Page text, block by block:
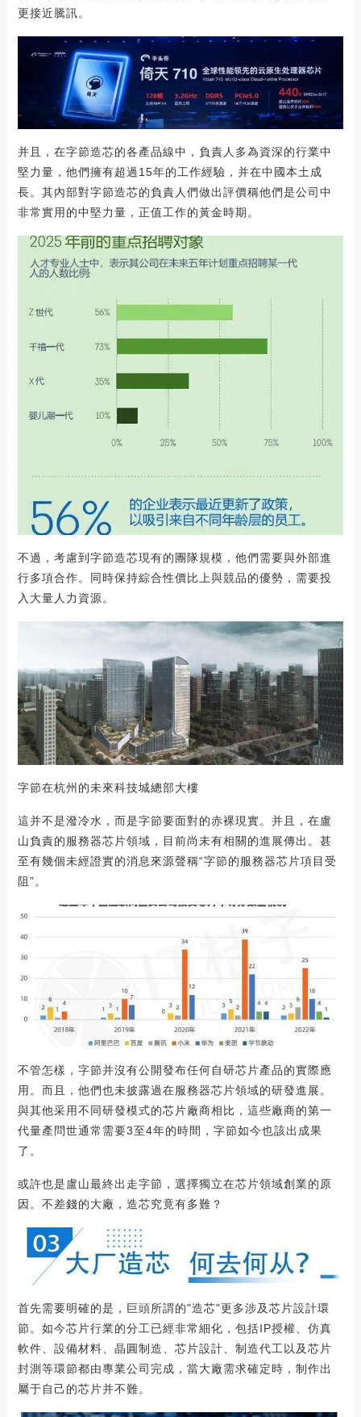
更接近騰訊。
并且，在字節造芯的各產品線中，負責人多為資深的行業中
堅力量，他們擁有超過15年的工作經驗，并在中國本土成
長。其內部對字節造芯的負責人們做出評價稱他們是公司中
非常實用的中堅力量，正值工作的黃金時期。
不過，考慮到字節造芯現有的團隊規模，他們需要與外部進
行多項合作。同時保持綜合性價比上與競品的優勢，需要投
入大量人力資源。
字節在杭州的未來科技城總部大樓
這并不是潑冷水，而是字節要面對的赤裸現實。并且，在盧
山負責的服務器芯片領域，目前尚未有相關的進展傳出。甚
至有幾個未經證實的消息來源聲稱“字節的服務器芯片項目受
阻”。
不管怎樣，字節并沒有公開發布任何自研芯片產品的實際應
用。而且，他們也未披露過在服務器芯片領域的研發進展。
與其他采用不同研發模式的芯片廠商相比，這些廠商的第一
代量產問世通常需要3至4年的時間，字節如今也該出成果
了。
或許也是盧山最終出走字節，選擇獨立在芯片領域創業的原
因。不差錢的大廠，造芯究竟有多難？
首先需要明確的是，巨頭所謂的"造芯"更多涉及芯片設計環
節。如今芯片行業的分工已經非常細化，包括IP授權、仿真
軟件、設備材料、晶圓制造、芯片設計、制造代工以及芯片
封測等環節都由專業公司完成，當大廠需求確定時，制作出
屬于自己的芯片并不難。